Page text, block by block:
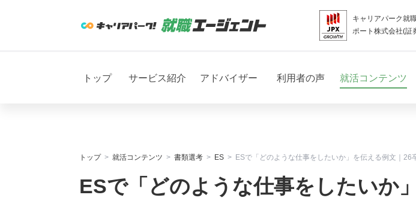
キャリアパーク就
ポート株式会社(証
トップ サービス紹介 アドバイザー 利用者の声 就活コンテンツ
トップ 就活コンテンツ 書類選考 ES ESで「どのような仕事をしたいか」を伝える例文｜26
ESで「どのような仕事をしたいか